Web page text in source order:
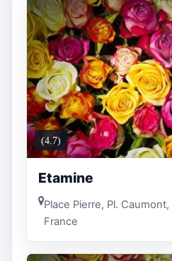
(4.7)
Etamine
Place Pierre, Pl.
France